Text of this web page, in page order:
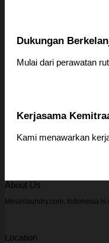
Dukungan
Mulai dari perawatan
Kerjasama
Kami menawarkan
About Us
Mesinlaundry.com, Indonesia
Location